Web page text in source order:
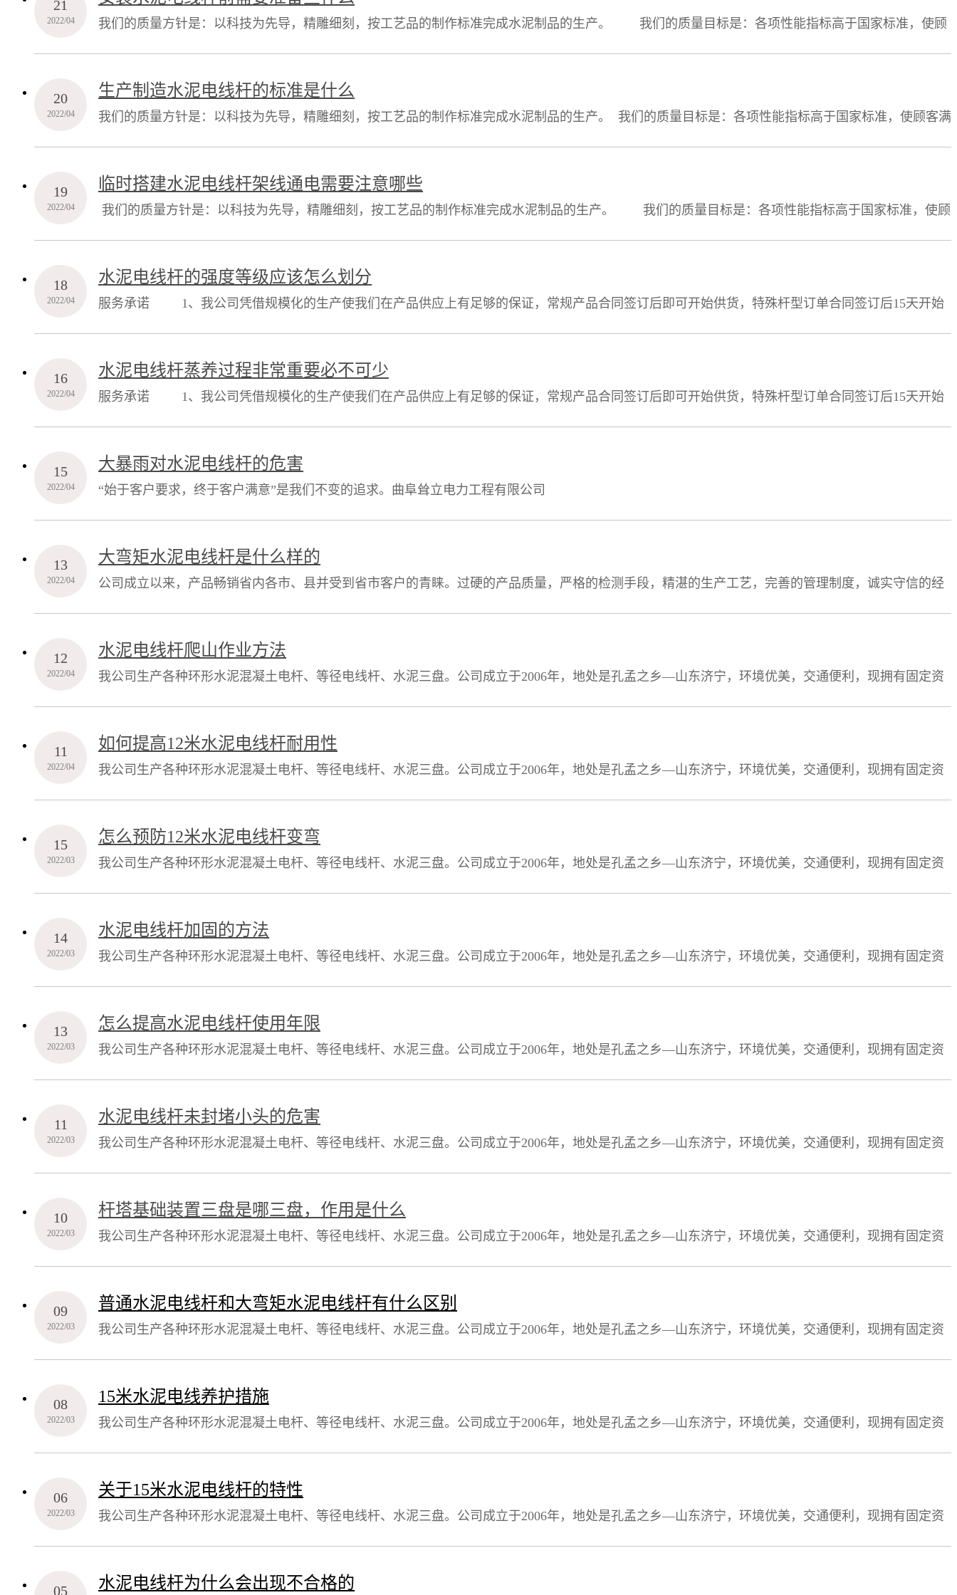
21
2022/04
我们的质量方针是：以科技为先导，精雕细刻，按工艺品的制作标准完成水泥制品的生产。 我们的质量目标是：各项性能指标高于国家标准，使顾
客满意率达100%。 我们的文化内涵是：团结、拼搏、务实、创新。我们的经营宗旨是：以质量求生存，以信誉求发展，建立互惠双赢的合作伙伴关
系。
20
2022/04
生产制造水泥电线杆的标准是什么
我们的质量方针是：以科技为先导，精雕细刻，按工艺品的制作标准完成水泥制品的生产。 我们的质量目标是：各项性能指标高于国家标准，使顾客满
意率达100%。 我们的文化内涵是：团结、拼搏、务实、创新。我们的经营宗旨是：以质量求生存，以信誉求发展，建立互惠双赢的合作伙伴关系。
19
2022/04
临时搭建水泥电线杆架线通电需要注意哪些
我们的质量方针是：以科技为先导，精雕细刻，按工艺品的制作标准完成水泥制品的生产。 我们的质量目标是：各项性能指标高于国家标准，使顾
客满意率达100%。 我们的文化内涵是：团结、拼搏、务实、创新。我们的经营宗旨是：以质量求生存，以信誉求发展，建立互惠双赢的合作伙伴关
系。 服务承诺
18
2022/04
水泥电线杆的强度等级应该怎么划分
服务承诺 1、我公司凭借规模化的生产使我们在产品供应上有足够的保证，常规产品合同签订后即可开始供货，特殊杆型订单合同签订后15天开始
供货，保证在合同期限内完成供货任务。 2、保证所使用的原材料都符合国家标准。 3、通过严格工艺监督及产品验收保证出厂的产品符合国家
标准。
16
2022/04
水泥电线杆蒸养过程非常重要必不可少
服务承诺 1、我公司凭借规模化的生产使我们在产品供应上有足够的保证，常规产品合同签订后即可开始供货，特殊杆型订单合同签订后15天开始
供货，保证在合同期限内完成供货任务。 2、保证所使用的原材料都符合国家标准。 3、通过严格工艺监督及产品验收保证出厂的产品符合国家
标准。
15
2022/04
大暴雨对水泥电线杆的危害
“始于客户要求，终于客户满意”是我们不变的追求。曲阜耸立电力工程有限公司
13
2022/04
大弯矩水泥电线杆是什么样的
公司成立以来，产品畅销省内各市、县并受到省市客户的青睐。过硬的产品质量，严格的检测手段，精湛的生产工艺，完善的管理制度，诚实守信的经
营风格，得到了广大用户的赞誉。质量第一，信誉第一，用户至上是企业施总遵循的宗旨，企业将本着质优价廉的原则，热忱为客户服务。
12
2022/04
水泥电线杆爬山作业方法
我公司生产各种环形水泥混凝土电杆、等径电线杆、水泥三盘。公司成立于2006年，地处是孔孟之乡—山东济宁，环境优美，交通便利，现拥有固定资
产2000万元，占地40000平方米（其中建筑面积8000平方米），现有职工185人，其中技术人员19人，大中专以上学历15人。自零六年成立以来，以雄厚
的实力、精良的设备、先进的技术、优质的产品在短短几年的时间内，跃居山东省水泥制品行业的先进行列。先后被济宁市政府命名为“重合同守信用单
位
11
2022/04
如何提高12米水泥电线杆耐用性
我公司生产各种环形水泥混凝土电杆、等径电线杆、水泥三盘。公司成立于2006年，地处是孔孟之乡—山东济宁，环境优美，交通便利，现拥有固定资
产2000万元，占地40000平方米（其中建筑面积8000平方米），现有职工185人，其中技术人员19人，大中专以上学历15人。自零六年成立以来，以雄厚
的实力、精良的设备、先进的技术、优质的产品在短短几年的时间内，跃居山东省水泥制品行业的先进行列。先后被济宁市政府命名为“重合同守信用单
位
15
2022/03
怎么预防12米水泥电线杆变弯
我公司生产各种环形水泥混凝土电杆、等径电线杆、水泥三盘。公司成立于2006年，地处是孔孟之乡—山东济宁，环境优美，交通便利，现拥有固定资
产2000万元，占地40000平方米（其中建筑面积8000平方米），现有职工185人，其中技术人员19人，大中专以上学历15人。自零六年成立以来，以雄厚
的实力、精良的设备、先进的技术、优质的产品在短短几年的时间内，跃居山东省水泥制品行业的先进行列。先后被济宁市政府命名为“重合同守信用单
位”
14
2022/03
水泥电线杆加固的方法
我公司生产各种环形水泥混凝土电杆、等径电线杆、水泥三盘。公司成立于2006年，地处是孔孟之乡—山东济宁，环境优美，交通便利，现拥有固定资
产2000万元，占地40000平方米（其中建筑面积8000平方米），现有职工185人，其中技术人员19人，大中专以上学历15人。自零六年成立以来，以雄厚
的实力、精良的设备、先进的技术、优质的产品在短短几年的时间内，跃居山东省水泥制品行业的先进行列。先后被济宁市政府命名为“重合同守信用单
位”
13
2022/03
怎么提高水泥电线杆使用年限
我公司生产各种环形水泥混凝土电杆、等径电线杆、水泥三盘。公司成立于2006年，地处是孔孟之乡—山东济宁，环境优美，交通便利，现拥有固定资
产2000万元，占地40000平方米（其中建筑面积8000平方米），现有职工185人，其中技术人员19人，大中专以上学历15人。自零六年成立以来，以雄厚
的实力、精良的设备、先进的技术、优质的产品在短短几年的时间内，跃居山东省水泥制品行业的先进行列。先后被济宁市政府命名为“重合同守信用单
位”
11
2022/03
水泥电线杆未封堵小头的危害
我公司生产各种环形水泥混凝土电杆、等径电线杆、水泥三盘。公司成立于2006年，地处是孔孟之乡—山东济宁，环境优美，交通便利，现拥有固定资
产2000万元，占地40000平方米（其中建筑面积8000平方米），现有职工185人，其中技术人员19人，大中专以上学历15人。自零六年成立以来，以雄厚
的实力、精良的设备、先进的技术、优质的产品在短短几年的时间内，跃居山东省水泥制品行业的先进行列。先后被济宁市政府命名为“重合同守信用单
位”
10
2022/03
杆塔基础装置三盘是哪三盘，作用是什么
我公司生产各种环形水泥混凝土电杆、等径电线杆、水泥三盘。公司成立于2006年，地处是孔孟之乡—山东济宁，环境优美，交通便利，现拥有固定资
产2000万元，占地40000平方米（其中建筑面积8000平方米），现有职工185人，其中技术人员19人，大中专以上学历15人。自零六年成立以来，以雄厚
的实力、精良的设备、先进的技术、优质的产品在短短几年的时间内，跃居山东省水泥制品行业的先进行列。先后被济宁市政府命名为“重合同守信用单
位”
09
2022/03
普通水泥电线杆和大弯矩水泥电线杆有什么区别
我公司生产各种环形水泥混凝土电杆、等径电线杆、水泥三盘。公司成立于2006年，地处是孔孟之乡—山东济宁，环境优美，交通便利，现拥有固定资
产2000万元，占地40000平方米（其中建筑面积8000平方米），现有职工185人，其中技术人员19人，大中专以上学历15人。自零六年成立以来，以雄厚
的实力、精良的设备、先进的技术、优质的产品在短短几年的时间内，跃居山东省水泥制品行业的先进行列。先后被济宁市政府命名为“重合同守信用单
位”
08
2022/03
15米水泥电线养护措施
我公司生产各种环形水泥混凝土电杆、等径电线杆、水泥三盘。公司成立于2006年，地处是孔孟之乡—山东济宁，环境优美，交通便利，现拥有固定资
产2000万元，占地40000平方米（其中建筑面积8000平方米），现有职工185人，其中技术人员19人，大中专以上学历15人。自零六年成立以来，以雄厚
的实力、精良的设备、先进的技术、优质的产品在短短几年的时间内，跃居山东省水泥制品行业的先进行列。先后被济宁市政府命名为“重合同守信用单
位”
06
2022/03
关于15米水泥电线杆的特性
我公司生产各种环形水泥混凝土电杆、等径电线杆、水泥三盘。公司成立于2006年，地处是孔孟之乡—山东济宁，环境优美，交通便利，现拥有固定资
产2000万元，占地40000平方米（其中建筑面积8000平方米），现有职工185人，其中技术人员19人，大中专以上学历15人。自零六年成立以来，以雄厚
的实力、精良的设备、先进的技术、优质的产品在短短几年的时间内，跃居山东省水泥制品行业的先进行列。先后被济宁市政府命名为“重合同守信用单
05 水泥电线杆为什么会出现不合格的